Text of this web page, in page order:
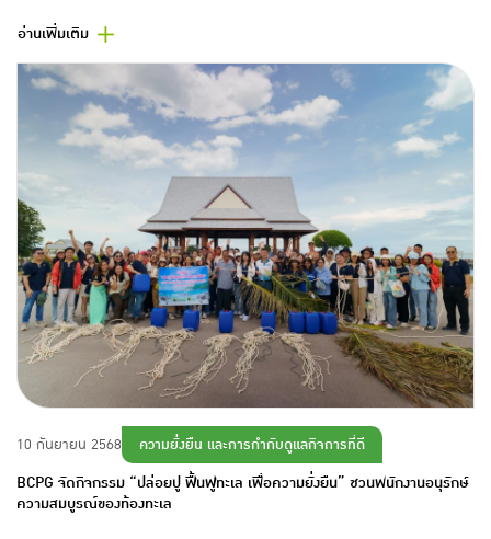
อ่านเพิ่มเติม
10 กันยายน 2568 ความยั่งยืน และการกำกับดูแลกิจการที่ดี
BCPG จัดกิจกรรม “ปล่อยปู ฟื้นฟูทะเล เพื่อความยั่งยืน” ชวนพนักงานอนุรักษ์
ความสมบูรณ์ของท้องทะเล